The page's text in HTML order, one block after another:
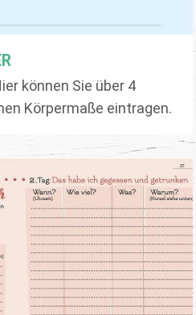
können Sie über 4
Körpermaße eintragen.